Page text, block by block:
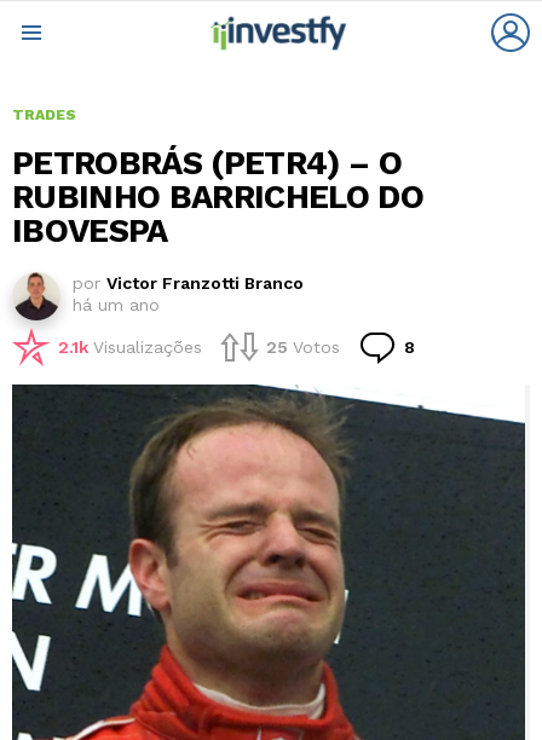
TRADES
PETROBRÁS (PETR4) – O
RUBINHO BARRICHELO DO
IBOVESPA
por Victor Franzotti Branco
há um ano
2.1k Visualizações 25 Votos 8